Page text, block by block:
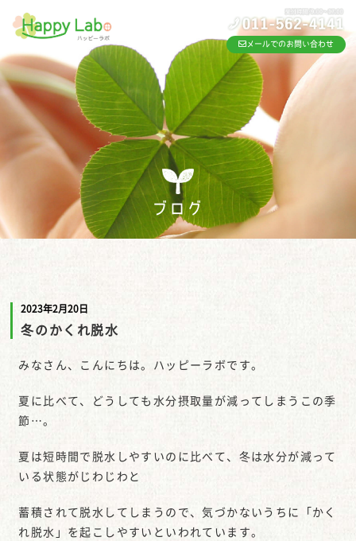
メールでのお問い合わせ
ブログ
2023年2月20日
冬のかくれ脱水
みなさん、こんにちは。ハッピーラボです。
夏に比べて、どうしても水分摂取量が減ってしまうこの季
節…。
夏は短時間で脱水しやすいのに比べて、冬は水分が減って
いる状態がじわじわと
蓄積されて脱水してしまうので、気づかないうちに「かく
れ脱水」を起こしやすいといわれています。